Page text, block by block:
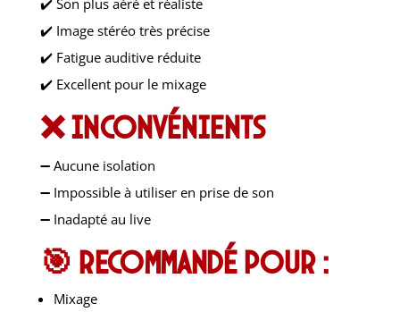
✔️ Son plus aéré et réaliste
✔️ Image stéréo très précise
✔️ Fatigue auditive réduite
✔️ Excellent pour le mixage
❌ Inconvénients
➖ Aucune isolation
➖ Impossible à utiliser en prise de son
➖ Inadapté au live
🎯 Recommandé pour :
Mixage